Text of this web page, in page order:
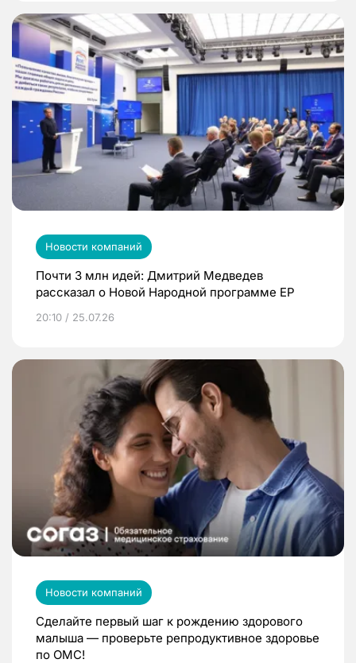
Новости компаний
Почти 3 млн идей: Дмитрий Медведев
рассказал о Новой Народной программе ЕР
20:10 / 25.07.26
Новости компаний
Сделайте первый шаг к рождению здорового
малыша — проверьте репродуктивное здоровье
по ОМС!